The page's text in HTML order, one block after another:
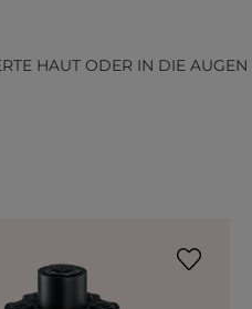
HAUT ODER IN DIE AUGEN